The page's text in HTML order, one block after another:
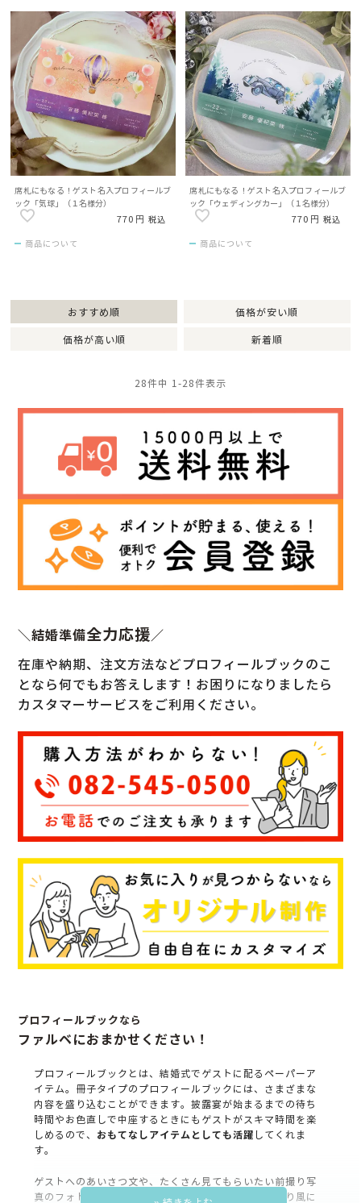
席札にもなる！ゲスト名入プロフィールブ
ック「気球」（１名様分）
770 税込
商品について
席札にもなる！ゲスト名入プロフィールブ
ック「ウェディングカー」（１名様分）
770 税込
商品について
おすすめ順 価格が安い順
価格が高い順 新着順
28件中 1-28件表示
＼結婚準備全力応援／
在庫や納期、注文方法などプロフィールブックのこ
となら何でもお答えします！ お困りになりましたら
カスタマーサービスをご利用ください。
プロフィールブックなら
ファルベにおまかせください！
プロフィールブックとは、結婚式でゲストに配るペーパーア
イテム。 冊子タイプのプロフィールブックには、さまざまな
内容を盛り込むことができます。披露宴が始まるまでの待ち
時間やお色直しで中座するときにもゲストがスキマ時間を楽
しめるので、 おもてなしアイテムとしても活躍 してくれま
す。
ゲストへのあいさつ文や、たくさん見てもらいたい前撮り写
真のフォトギャラリー、二人の思い出のお写真でしおり風に